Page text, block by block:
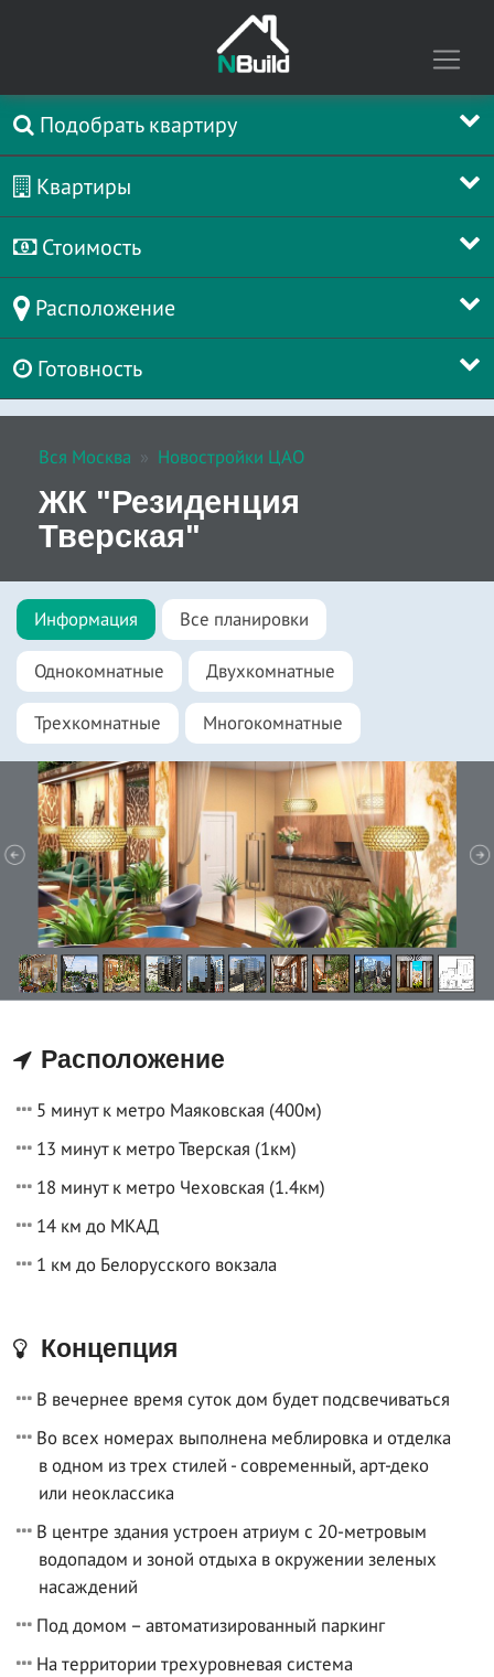
Подобрать квартиру
Квартиры
Стоимость
Расположение
Готовность
Вся Москва Новостройки ЦАО
ЖК "Резиденция
Тверская"
Информация Все планировки
Однокомнатные Двухкомнатные
Трехкомнатные Многокомнатные
Расположение
5 минут к метро Маяковская (400м)
13 минут к метро Тверская (1км)
18 минут к метро Чеховская (1.4км)
14 км до МКАД
1 км до Белорусского вокзала
Концепция
В вечернее время суток дом будет подсвечиваться
Во всех номерах выполнена меблировка и отделка
в одном из трех стилей - современный, арт-деко
или неоклассика
В центре здания устроен атриум с 20-метровым
водопадом и зоной отдыха в окружении зеленых
насаждений
Под домом – автоматизированный паркинг
На территории трехуровневая система